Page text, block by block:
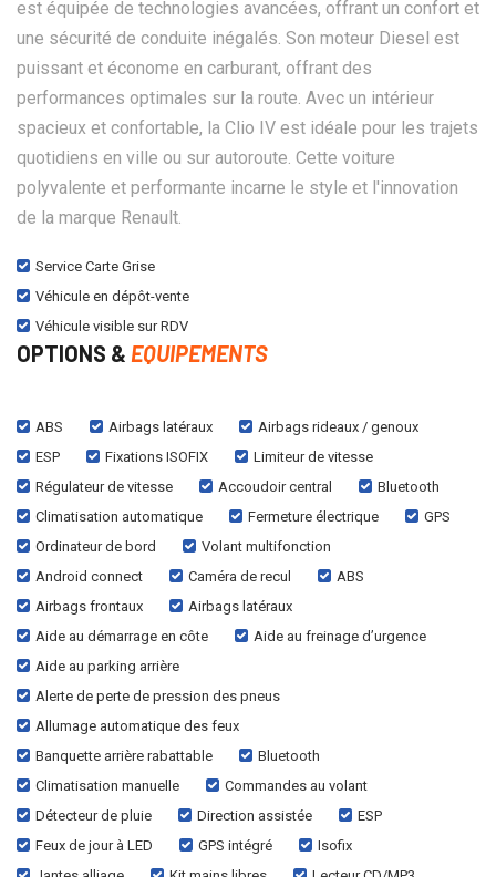
est équipée de technologies avancées, offrant un confort et
une sécurité de conduite inégalés. Son moteur Diesel est
puissant et économe en carburant, offrant des
performances optimales sur la route. Avec un intérieur
spacieux et confortable, la Clio IV est idéale pour les trajets
quotidiens en ville ou sur autoroute. Cette voiture
polyvalente et performante incarne le style et l'innovation
de la marque Renault.
Service Carte Grise
Véhicule en dépôt-vente
Véhicule visible sur RDV
OPTIONS & EQUIPEMENTS
ABS Airbags latéraux
Airbags rideaux / genoux
ESP
Fixations ISOFIX
Limiteur de vitesse
Régulateur de vitesse
Accoudoir central
Bluetooth
Climatisation automatique
Fermeture électrique
GPS
Ordinateur de bord
Volant multifonction
Android connect
Caméra de recul
ABS
Airbags frontaux
Airbags latéraux
Aide au démarrage en côte
Aide au freinage d’urgence
Aide au parking arrière
Alerte de perte de pression des pneus
Allumage automatique des feux
Banquette arrière rabattable
Bluetooth
Climatisation manuelle
Commandes au volant
Détecteur de pluie
Direction assistée
ESP
Feux de jour à LED
GPS intégré
Isofix